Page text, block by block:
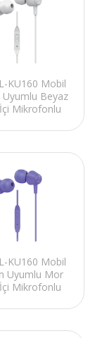
KU160 Mobil
Beyaz
Mikrofonlu
KU160 Mobil
Uyumlu Mor
Mikrofonlu